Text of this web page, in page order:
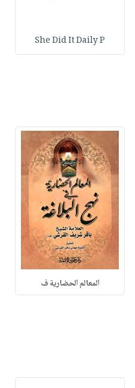
She Did It Daily P
المعالم الحضارية ف